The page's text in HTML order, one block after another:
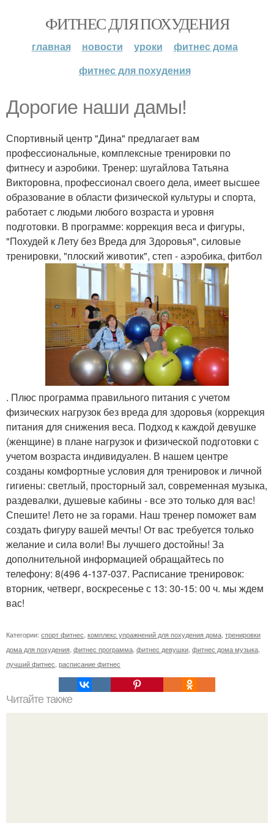
ФИТНЕС ДЛЯ ПОХУДЕНИЯ
главная новости уроки
фитнес дома
фитнес для похудения
Дорогие наши дамы!
Спортивный центр "Дина" предлагает вам
профессиональные, комплексные тренировки по
фитнесу и аэробики. Тренер: шугайлова Татьяна
Викторовна, профессионал своего дела, имеет высшее
образование в области физической культуры и спорта,
работает с людьми любого возраста и уровня
подготовки. В программе: коррекция веса и фигуры,
"Похудей к Лету без Вреда для Здоровья", силовые
тренировки, "плоский животик", степ - аэробика, фитбол
. Плюс программа правильного питания с учетом
физических нагрузок без вреда для здоровья (коррекция
питания для снижения веса. Подход к каждой девушке
(женщине) в плане нагрузок и физической подготовки с
учетом возраста индивидуален. В нашем центре
созданы комфортные условия для тренировок и личной
гигиены: светлый, просторный зал, современная музыка,
раздевалки, душевые кабины - все это только для вас!
Спешите! Лето не за горами. Наш тренер поможет вам
создать фигуру вашей мечты! От вас требуется только
желание и сила воли! Вы лучшего достойны! За
дополнительной информацией обращайтесь по
телефону: 8(496 4-137-037. Расписание тренировок:
вторник, четверг, воскресенье с 13: 30-15: 00 ч. мы ждем
вас!
Категории: спорт фитнес, комплекс упражнений для похудения дома, тренировки
дома для похудения, фитнес программа, фитнес девушки, фитнес дома музыка,
лучший фитнес, расписание фитнес
Читайте также